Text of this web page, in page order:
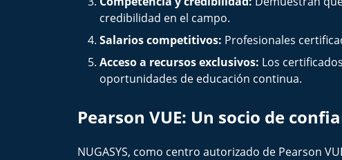
credibilidad en el campo.
Salarios competitivos: Profesionales
Acceso a recursos exclusivos: Los
oportunidades de educación continua.
Pearson VUE: Un socio de
NUGASYS, como centro autorizado de Pearson